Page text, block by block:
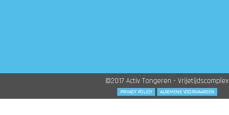
©2017 Activ Tongeren - Vrijetijdscomplex
PRIVACY POLICY ALGEMENE VOORWAARDEN